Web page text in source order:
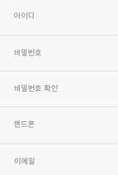
아이디
비밀번호
비밀번호 확인
핸드폰
이메일